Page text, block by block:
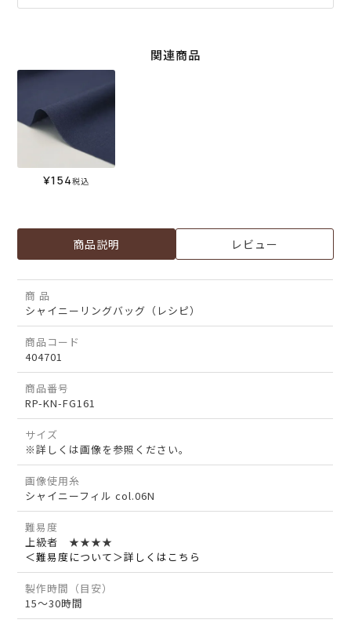
関連商品
¥154税込
商品説明 レビュー
商 品
シャイニーリングバッグ（レシピ）
商品コード
404701
商品番号
RP-KN-FG161
サイズ
※詳しくは画像を参照ください。
画像使用糸
シャイニーフィル col.06N
難易度
上級者 ★★★★
＜難易度について＞詳しくはこちら
製作時間（目安）
15～30時間